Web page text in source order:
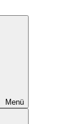
Menü